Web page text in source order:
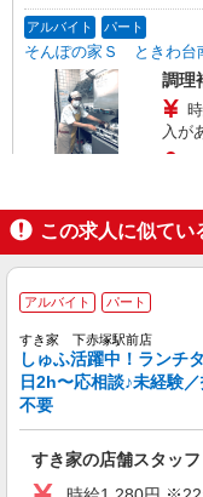
アルバイト パート
そんぽの家Ｓ ときわ台
調理
入が
に合
支
★働
なる
キープ
アルバイト パート
コンパスグループ・ジャ
時給
(試用期間2ヶ月
分単
27）
この求人に似てい
アルバイト パート
すき家 下赤塚駅前店
しゅふ活躍中！ランチ
日2h〜応相談♪未経験
不要
すき家の店舗スタッフ